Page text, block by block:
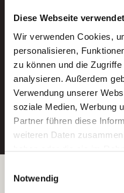
Diese Webseite
Wir verwenden Cookies,
personalisieren,
zu können und die
analysieren. Außerdem
Verwendung unserer
soziale Medien, Werbung
Partner führen diese
weiteren Daten
Wenn Sie auf „Cookies
Sie der Speicherung
Notwendig
Neue
Ein kostenloser
E-Mail-
Betreiber der Webseite